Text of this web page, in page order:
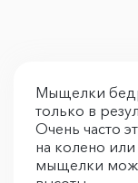
Мыщелки
только в
Очень часто
на колено
мыщелки